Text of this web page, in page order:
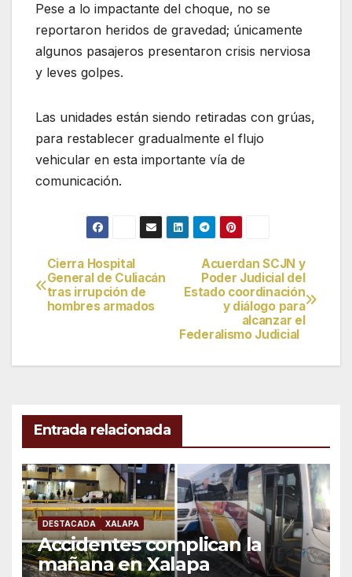
Pese a lo impactante del choque, no se
reportaron heridos de gravedad; únicamente
algunos pasajeros presentaron crisis nerviosa
y leves golpes.
Las unidades están siendo retiradas con grúas,
para restablecer gradualmente el flujo
vehicular en esta importante vía de
comunicación.
Navegación
de
Acuerdan SCJN y
Poder Judicial del
Estado coordinación
y diálogo para
alcanzar el
Federalismo Judicial
Cierra Hospital
General de Culiacán
tras irrupción de
hombres armados
Entrada relacionada
DESTACADA XALAPA
Accidentes complican la
mañana en Xalapa